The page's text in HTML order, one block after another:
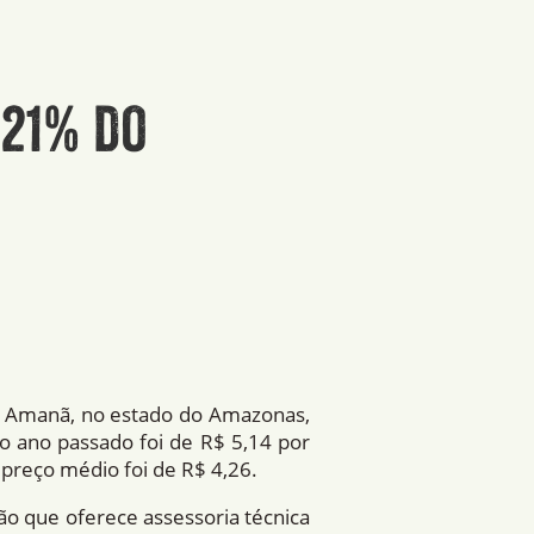
do
no estado do Amazonas,
ano passado foi de R$ 5,14 por
médio foi de R$ 4,26.
que oferece assessoria técnica